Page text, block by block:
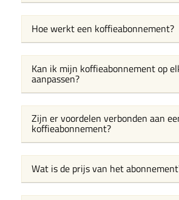
Hoe werkt een koffieabonnement?
Kan ik mijn koffieabonnement op
aanpassen?
Zijn er voordelen verbonden aan
koffieabonnement?
Wat is de prijs van het